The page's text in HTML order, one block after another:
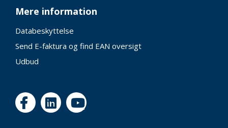
Mere information
Databeskyttelse
Send E-faktura og find EAN oversigt
Udbud